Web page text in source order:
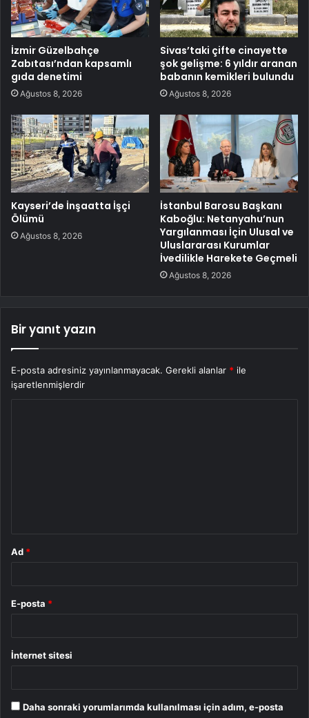
İzmir Güzelbahçe
Zabıtası’ndan kapsamlı
gıda denetimi
Ağustos 8, 2026
Sivas’taki çifte cinayette
şok gelişme: 6 yıldır aranan
babanın kemikleri bulundu
Ağustos 8, 2026
Kayseri’de İnşaatta İşçi
Ölümü
Ağustos 8, 2026
İstanbul Barosu Başkanı
Kaboğlu: Netanyahu’nun
Yargılanması İçin Ulusal ve
Uluslararası Kurumlar
İvedilikle Harekete Geçmeli
Ağustos 8, 2026
Bir yanıt yazın
E-posta adresiniz yayınlanmayacak. Gerekli alanlar * ile
işaretlenmişlerdir
Ad *
E-posta *
İnternet sitesi
Daha sonraki yorumlarımda kullanılması için adım, e-posta